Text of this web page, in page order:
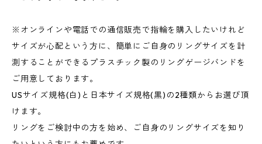
※オンラインや電話での通信販売で指輪を購入したいけれど
サイズが心配という方に、簡単にご自身のリングサイズを計
測することができるプラスチック製のリングゲージバンドを
ご用意しております。
USサイズ規格(白)と日本サイズ規格(黒)の2種類からお選び頂
けます。
リングをご検討中の方を始め、ご自身のリングサイズを知り